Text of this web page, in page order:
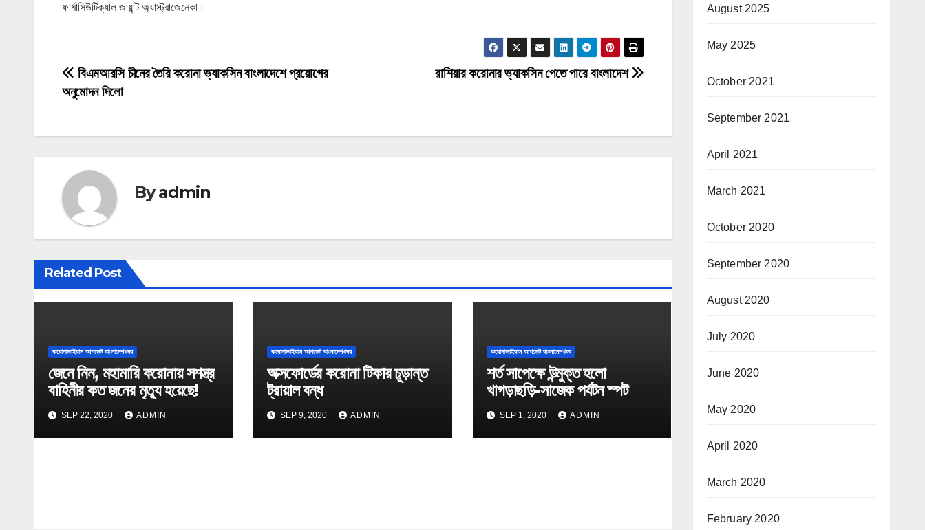
ফার্মাসিউটিক্যাল জায়ান্ট অ্যাস্ট্রাজেনেকা।
P
o
s
n
a
v
i
g
t
i
o
n
রাশিয়ার করোনার ভ্যাকসিন পেতে পারে বাংলাদেশ
বিএমআরসি চীনের তৈরি করোনা ভ্যাকসিন বাংলাদেশে প্রয়োগের
অনুমোদন দিলো
Byadmin
Related Post
করোনাভাইরাস আপডেট বাংলাদেশখবর
জেনে নিন, মহামারি করোনায় সশস্ত্র
বাহিনীর কত জনের মৃত্যু হয়েছে!
SEP 22, 2020 ADMIN
করোনাভাইরাস আপডেট বাংলাদেশখবর
অক্সফোর্ডের করোনা টিকার চূড়ান্ত
ট্রায়াল বন্ধ
SEP 9, 2020 ADMIN
করোনাভাইরাস আপডেট বাংলাদেশখবর
শর্ত সাপেক্ষে উন্মুক্ত হলো
খাগড়াছড়ি-সাজেক পর্যটন স্পট
SEP 1, 2020 ADMIN
August 2025
May 2025
October 2021
September 2021
April 2021
March 2021
October 2020
September 2020
August 2020
July 2020
June 2020
May 2020
April 2020
March 2020
February 2020